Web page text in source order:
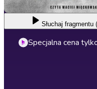
Słuchaj fragmentu
Specjalna cena